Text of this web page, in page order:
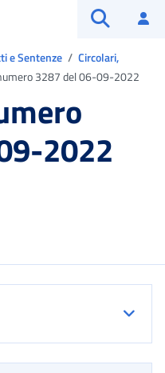
e Sentenze
Circolari,
3287 del 06-09-2022
2022